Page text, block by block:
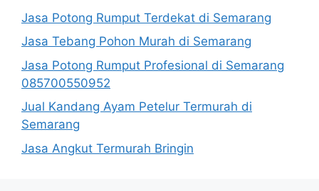
Jasa Potong Rumput Terdekat di Semarang
Jasa Tebang Pohon Murah di Semarang
Jasa Potong Rumput Profesional di Semarang
085700550952
Jual Kandang Ayam Petelur Termurah di
Semarang
Jasa Angkut Termurah Bringin